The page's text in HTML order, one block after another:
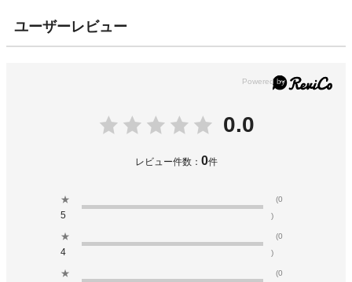
ユーザーレビュー
0.0
レビュー件数： 0件
★
5
(0
)
★
4
(0
)
★
(0